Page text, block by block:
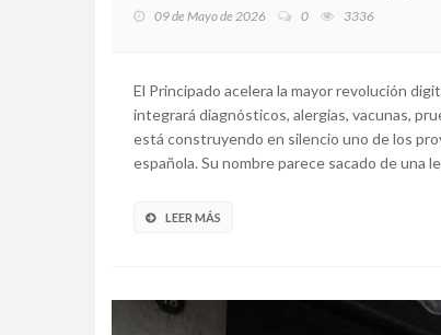
09 de Mayo de 2026 0 3336
El Principado acelera la mayor revolución
integrará diagnósticos, alergias, vacunas,
está construyendo en silencio uno de los
española. Su nombre parece sacado de una
LEER MÁS